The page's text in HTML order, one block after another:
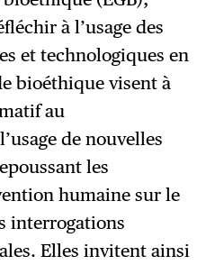
à l’usage des
et technologiques en
bioéthique visent à
au
de nouvelles
les
humaine sur le
interrogations
Elles invitent ainsi